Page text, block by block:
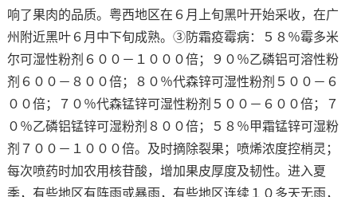
响了果肉的品质。粤西地区在６月上旬黑叶开始采收，在广
州附近黑叶６月中下旬成熟。③防霜疫霉病：５８％霉多米
尔可湿性粉剂６００－１０００倍；９０％乙磷铝可溶性粉
剂６００－８００倍；８０％代森锌可湿性粉剂５００－６
００倍；７０％代森锰锌可湿性粉剂５００－６００倍；７
０％乙磷铝锰锌可湿粉剂８００倍；５８％甲霜锰锌可湿粉
剂７００－１０００倍。及时摘除裂果；喷烯浓度控梢灵；
每次喷药时加农用核苷酸，增加果皮厚度及韧性。进入夏
季，有些地区有阵雨或暴雨，有些地区连续１０多天无雨，